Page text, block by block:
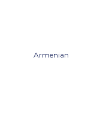
Armenian